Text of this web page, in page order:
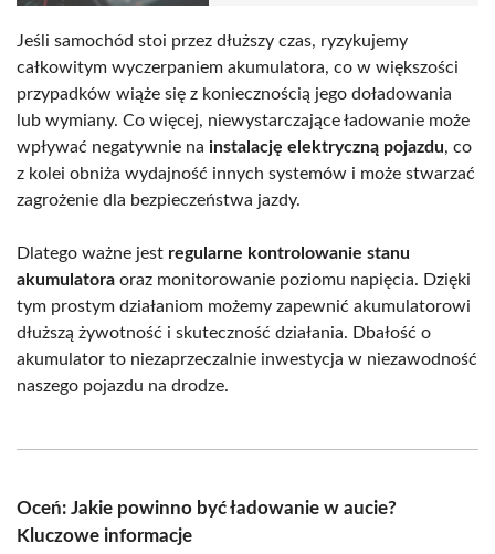
Jeśli samochód stoi przez dłuższy czas, ryzykujemy
całkowitym wyczerpaniem akumulatora, co w większości
przypadków wiąże się z koniecznością jego doładowania
lub wymiany. Co więcej, niewystarczające ładowanie może
wpływać negatywnie na instalację elektryczną pojazdu, co
z kolei obniża wydajność innych systemów i może stwarzać
zagrożenie dla bezpieczeństwa jazdy.
Dlatego ważne jest regularne kontrolowanie stanu
akumulatora oraz monitorowanie poziomu napięcia. Dzięki
tym prostym działaniom możemy zapewnić akumulatorowi
dłuższą żywotność i skuteczność działania. Dbałość o
akumulator to niezaprzeczalnie inwestycja w niezawodność
naszego pojazdu na drodze.
Oceń: Jakie powinno być ładowanie w aucie?
Kluczowe informacje